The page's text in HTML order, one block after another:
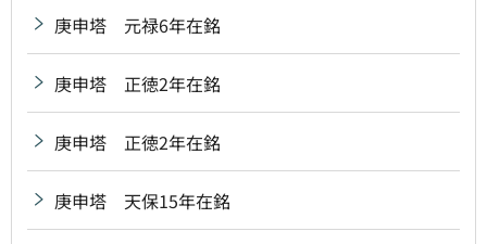
庚申塔 元禄6年在銘
庚申塔 正徳2年在銘
庚申塔 正徳2年在銘
庚申塔 天保15年在銘